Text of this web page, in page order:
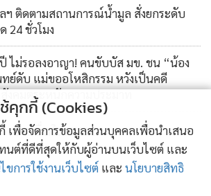
ฯ ติดตามสถานการณ์น้ำมูล สั่งยกระดับ
24 ชั่วโมง
ไม่รอลงอาญา! คนขับบัส มข. ชน “น้อง
ย์ดับ แม่ขออโหสิกรรม หวังเป็นคดี
งคมตระหนักความประมาท
ข่าวอื่นในหมวด
คุกกี้ (Cookies)
เพื่อจัดการข้อมูลส่วนบุคคลเพื่อนำเสนอ
นต์ที่ดีที่สุดให้กับผู้อ่านบนเว็บไซต์ และ
ขการใช้งานเว็บไซต์ และ นโยบายสิทธิ